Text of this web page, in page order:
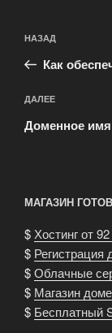
по
записям
Предыдущая
запись:
НАЗАД
Как
Следующая
запись
ДАЛЕЕ
Доменное
МАГАЗИН
$ Хостинг от
$ Регистрация
$Облачные
$ Магазин
$ Бесплатный